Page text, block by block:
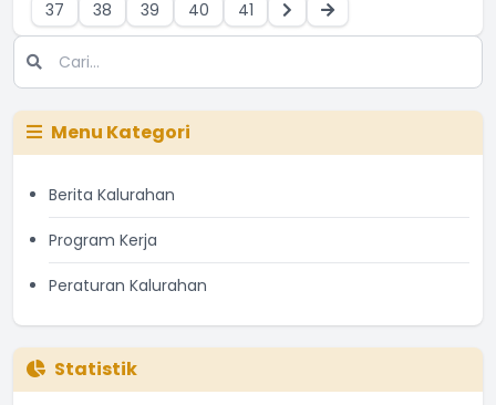
37 38 39 40 41
Menu Kategori
Berita Kalurahan
Program Kerja
Peraturan Kalurahan
Statistik